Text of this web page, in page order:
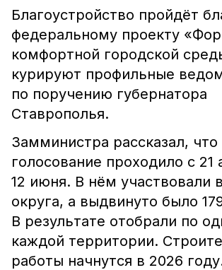
Благоустройство пройдёт
федеральному проекту
комфортной городской
курируют профильные
по поручению губернатора
Ставрополья.
Замминистра рассказал, что
голосование проходило с 21
12 июня. В нём участвовали
округа, а выдвинуто было
В результате отобрали по
каждой территории.
работы начнутся в 2026